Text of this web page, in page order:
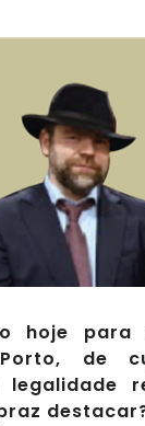
hoje para
de